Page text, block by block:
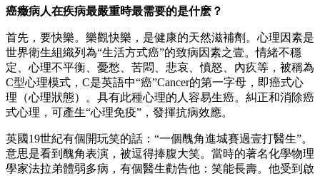
癌癥病人在疾病最嚴重時最需要的是什麽？
首先，要快樂。樂觀快樂，是健康的天然滋補劑。心理因素是
世界衛生組織列為“生活方式癌”的致病因素之壹。情緒不穩
定、心理不平衡、憂愁、苦悶、悲哀、憤怒、內疚等，被稱為
C型心理模式，C是英語中“癌”Cancer的第一字母，即癌式心
理（心理狀態）。具有此種心理的人容易生癌。糾正和消除癌
式心理，可產生“心理免疫”，發揮抗病效應。
英國19世紀有個開玩笑的話：“一個醜角進城賽過壹打醫生”。
意思是看到醜角表演，被逗得捧腹大笑。當時的著名化學物理
學家法拉弟體弱多病，有個醫生勸告他：笑能長壽。他受到啟